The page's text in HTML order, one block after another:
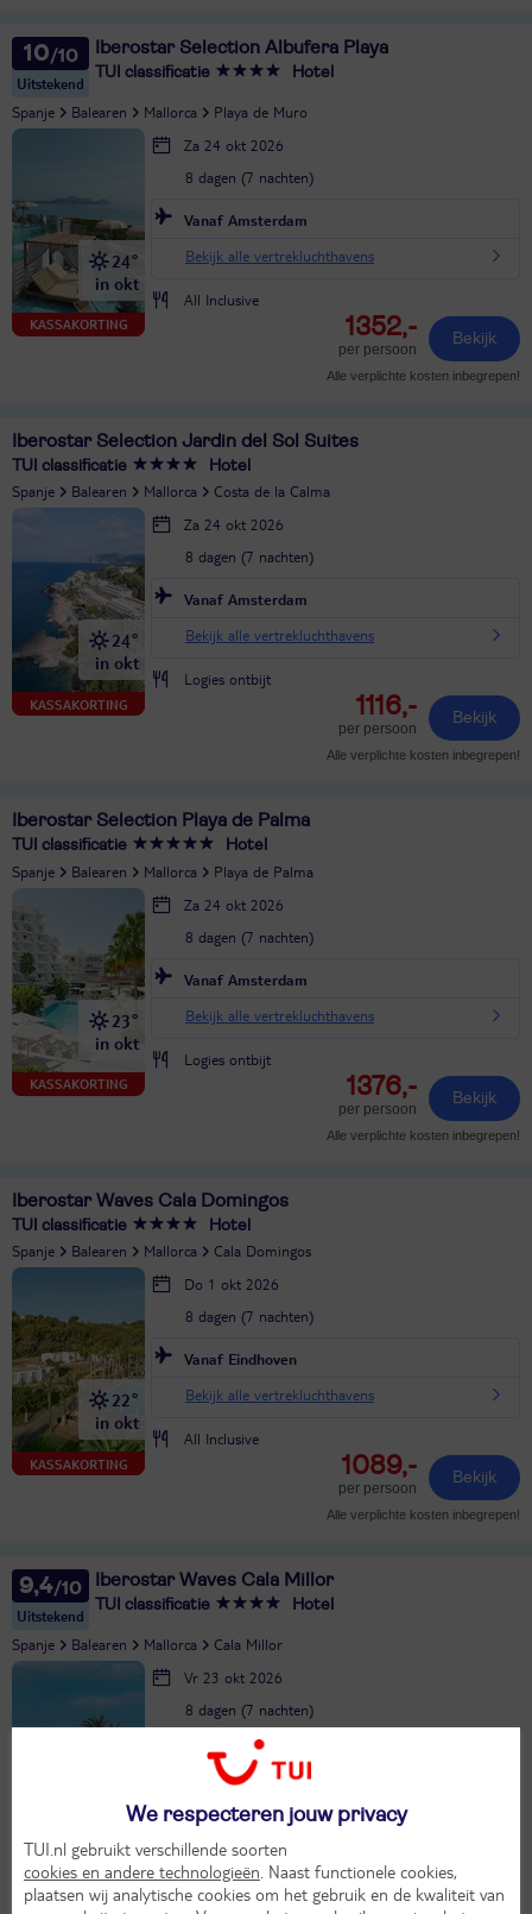
10
Uitstekend
Iberostar Selection Albufera Playa
TUI classificatie Hotel
Spanje Balearen Mallorca Playa de Muro
KASSAKORTING
24°
in okt
Za 24 okt 2026
8 dagen (7 nachten)
Vanaf Amsterdam
Bekijk alle vertrekluchthavens
All Inclusive
1352,-
per persoon
Bekijk
Alle verplichte kosten inbegrepen!
Iberostar Selection Jardin del Sol Suites
TUI classificatie Hotel
Spanje Balearen Mallorca Costa de la Calma
KASSAKORTING
24°
in okt
Za 24 okt 2026
8 dagen (7 nachten)
Vanaf Amsterdam
Bekijk alle vertrekluchthavens
Logies ontbijt
1116,-
per persoon
Bekijk
Alle verplichte kosten inbegrepen!
Iberostar Selection Playa de Palma
TUI classificatie Hotel
Spanje Balearen Mallorca Playa de Palma
KASSAKORTING
23°
in okt
Za 24 okt 2026
8 dagen (7 nachten)
Vanaf Amsterdam
Bekijk alle vertrekluchthavens
Logies ontbijt
1376,-
per persoon
Bekijk
Alle verplichte kosten inbegrepen!
Iberostar Waves Cala Domingos
TUI classificatie Hotel
Spanje Balearen Mallorca Cala Domingos
KASSAKORTING
22°
in okt
Do 1 okt 2026
8 dagen (7 nachten)
Vanaf Eindhoven
Bekijk alle vertrekluchthavens
All Inclusive
1089,-
per persoon
Bekijk
Alle verplichte kosten inbegrepen!
9,4
Uitstekend
Iberostar Waves Cala Millor
TUI classificatie Hotel
Spanje Balearen Mallorca Cala Millor
KASSAKORTING
in okt
Vr 23 okt 2026
8 dagen (7 nachten)
Vanaf Amsterdam
Bekijk alle vertrekluchthavens
Halfpension
1021,-
per persoon
Alle verplichte kosten inbegrepen!
We respecteren jouw privacy
TUI.nl gebruikt verschillende soorten
cookies en andere technologieën . Naast functionele cookies,
plaatsen wij analytische cookies om het gebruik en de kwaliteit van